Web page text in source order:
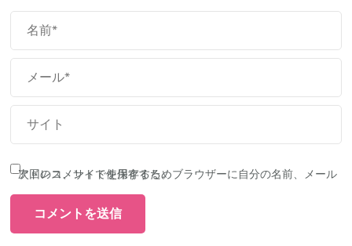
次回のコメントで使用するためブラウザーに自分の名前、メールアドレス、サイトを保存する。